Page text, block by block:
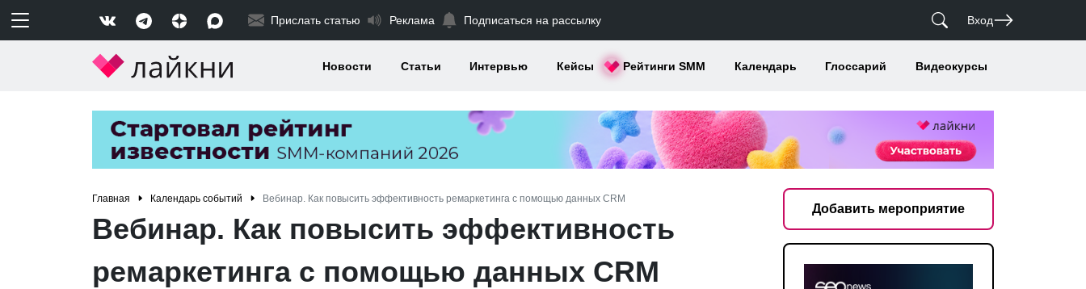
Прислать статью Реклама Подписаться на рассылку Вход
Новости Статьи Интервью Кейсы Рейтинги SMM Календарь Глоссарий Видеокурсы
Главная Календарь событий Вебинар. Как повысить эффективность ремаркетинга с помощью данных CRM
Вебинар. Как повысить эффективность
ремаркетинга с помощью данных CRM
Добавить мероприятие